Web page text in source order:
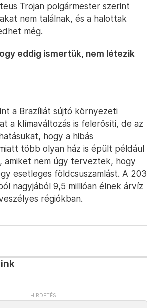
Trojan polgármester szerint
nem találnak, és a halottak
még.
eddig ismertük, nem létezik
a Brazíliát sújtó környezeti
a klímaváltozás is felerősíti, de az
hogy a hibás
több olyan ház is épült például
amiket nem úgy terveztek, hogy
esetleges földcsuszamlást. A 203
nagyjából 9,5 millióan élnek árvíz
régiókban.